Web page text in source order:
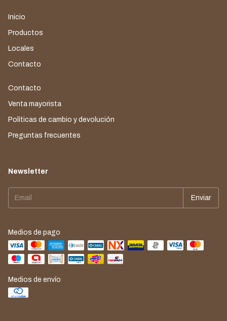
Inicio
Productos
Locales
Contacto
Contacto
Venta mayorista
Políticas de cambio y devolución
Preguntas frecuentes
Newsletter
Medios de pago
Medios de envío